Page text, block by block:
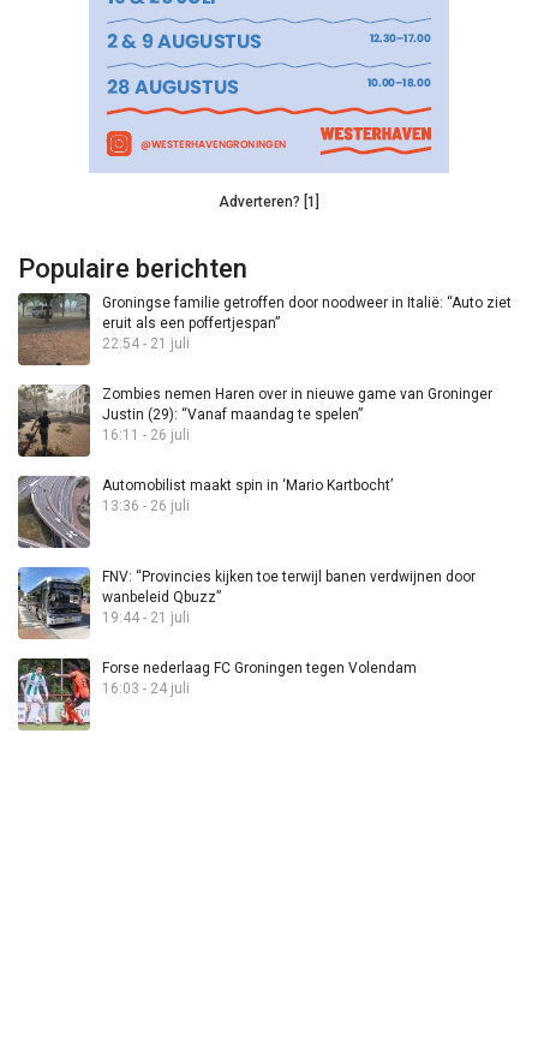
Adverteren? [1]
Populaire berichten
Groningse familie getroffen door noodweer in Italië: “Auto ziet
eruit als een poffertjespan”
22:54 - 21 juli
Zombies nemen Haren over in nieuwe game van Groninger
Justin (29): “Vanaf maandag te spelen”
16:11 - 26 juli
Automobilist maakt spin in ‘Mario Kartbocht’
13:36 - 26 juli
FNV: “Provincies kijken toe terwijl banen verdwijnen door
wanbeleid Qbuzz”
19:44 - 21 juli
Forse nederlaag FC Groningen tegen Volendam
16:03 - 24 juli